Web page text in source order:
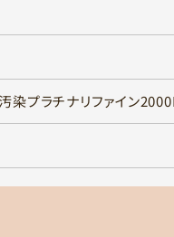
染プラチナリファイン